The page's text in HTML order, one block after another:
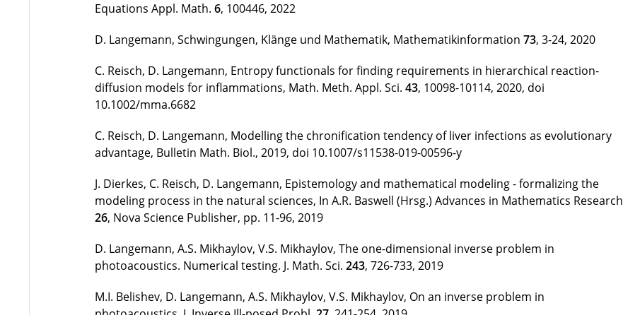
Equations Appl. Math.6, 100446, 2022
D. Langemann, Schwingungen, Klänge und Mathematik, Mathematikinformation73, 3-24, 2020
C. Reisch, D. Langemann, Entropy functionals for finding requirements in hierarchical reaction-
diffusion models for inflammations, Math. Meth. Appl. Sci.43, 10098-10114, 2020, doi
10.1002/mma.6682
C. Reisch, D. Langemann, Modelling the chronification tendency of liver infections as evolutionary
advantage, Bulletin Math. Biol., 2019, doi 10.1007/s11538-019-00596-y
J. Dierkes, C. Reisch, D. Langemann, Epistemology and mathematical modeling - formalizing the
modeling process in the natural sciences, In A.R. Baswell (Hrsg.) Advances in Mathematics Research
26, Nova Science Publisher, pp. 11-96, 2019
D. Langemann, A.S. Mikhaylov, V.S. Mikhaylov, The one-dimensional inverse problem in
photoacoustics. Numerical testing. J. Math. Sci.243, 726-733, 2019
M.I. Belishev, D. Langemann, A.S. Mikhaylov, V.S. Mikhaylov, On an inverse problem in